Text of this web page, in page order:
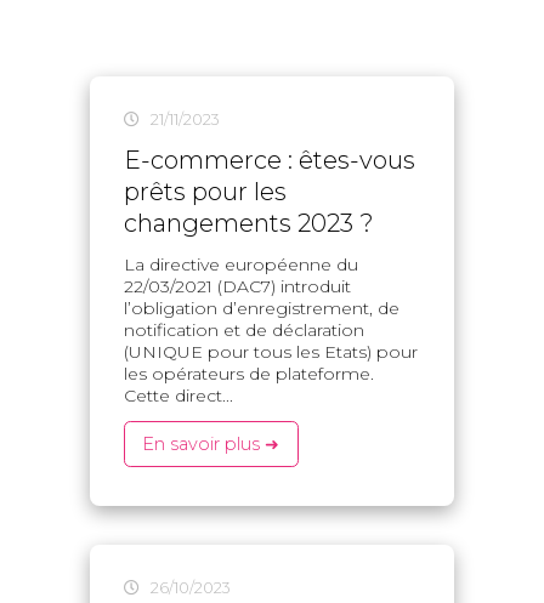
21/11/2023
E-commerce : êtes-vous
prêts pour les
changements 2023 ?
La directive européenne du
22/03/2021 (DAC7) introduit
l’obligation d’enregistrement, de
notification et de déclaration
(UNIQUE pour tous les Etats) pour
les opérateurs de plateforme.
Cette direct...
En savoir plus ➜
26/10/2023